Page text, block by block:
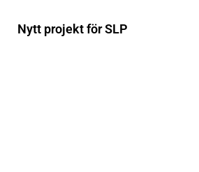
Nytt projekt för SLP